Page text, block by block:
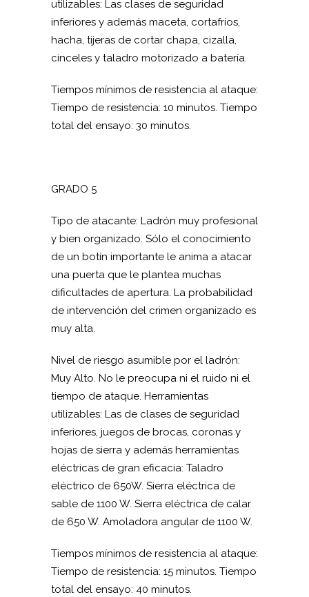
utilizables: Las clases de seguridad
inferiores y además maceta, cortafríos,
hacha, tijeras de cortar chapa, cizalla,
cinceles y taladro motorizado a batería.
Tiempos mínimos de resistencia al ataque:
Tiempo de resistencia: 10 minutos. Tiempo
total del ensayo: 30 minutos.
GRADO 5
Tipo de atacante: Ladrón muy profesional
y bien organizado. Sólo el conocimiento
de un botín importante le anima a atacar
una puerta que le plantea muchas
dificultades de apertura. La probabilidad
de intervención del crimen organizado es
muy alta.
Nivel de riesgo asumible por el ladrón:
Muy Alto. No le preocupa ni el ruido ni el
tiempo de ataque. Herramientas
utilizables: Las de clases de seguridad
inferiores, juegos de brocas, coronas y
hojas de sierra y además herramientas
eléctricas de gran eficacia: Taladro
eléctrico de 650W. Sierra eléctrica de
sable de 1100 W. Sierra eléctrica de calar
de 650 W. Amoladora angular de 1100 W.
Tiempos mínimos de resistencia al ataque:
Tiempo de resistencia: 15 minutos. Tiempo
total del ensayo: 40 minutos.